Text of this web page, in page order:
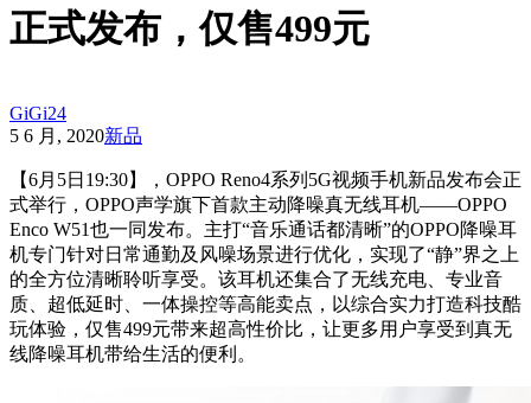
正式发布，仅售499元
GiGi24
5 6 月, 2020新品
【6月5日19:30】，OPPO Reno4系列5G视频手机新品发布会正
式举行，OPPO声学旗下首款主动降噪真无线耳机——OPPO
Enco W51也一同发布。主打“音乐通话都清晰”的OPPO降噪耳
机专门针对日常通勤及风噪场景进行优化，实现了“静”界之上
的全方位清晰聆听享受。该耳机还集合了无线充电、专业音
质、超低延时、一体操控等高能卖点，以综合实力打造科技酷
玩体验，仅售499元带来超高性价比，让更多用户享受到真无
线降噪耳机带给生活的便利。